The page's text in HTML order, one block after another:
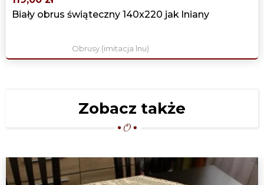
Biały obrus świąteczny 140x220 jak lniany
Obrusy (imitacja lnu)
Zobacz także